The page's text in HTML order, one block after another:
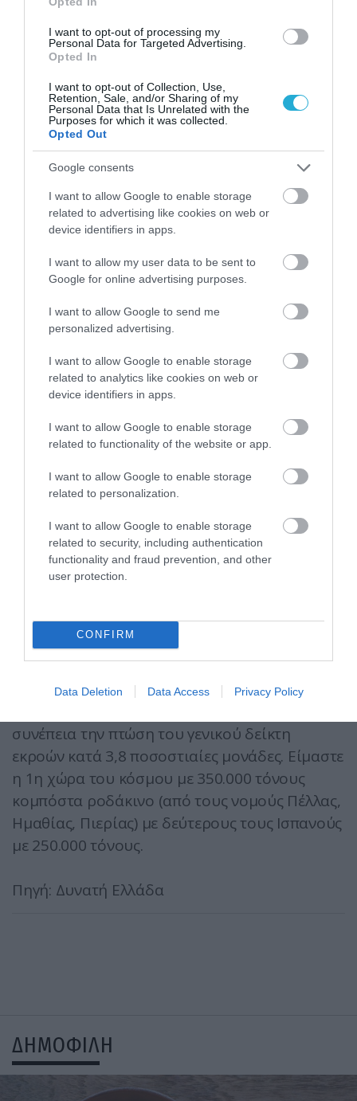
I want to opt-out of processing my
Personal Data for Targeted Advertising.
Opted In
I want to opt-out of Collection, Use,
Retention, Sale, and/or Sharing of my
Personal Data that Is Unrelated with the
Purposes for which it was collected.
Opted Out
Google consents
I want to allow Google to enable storage
related to advertising like cookies on web or
device identifiers in apps.
I want to allow my user data to be sent to
Google for online advertising purposes.
I want to allow Google to send me
personalized advertising.
I want to allow Google to enable storage
related to analytics like cookies on web or
device identifiers in apps.
I want to allow Google to enable storage
related to functionality of the website or app.
I want to allow Google to enable storage
related to personalization.
I want to allow Google to enable storage
related to security, including authentication
functionality and fraud prevention, and other
user protection.
CONFIRM
Data Deletion Data Access Privacy Policy
στην Ελλάδα, όπως εκτιμάται από τη Eurostat,
μειώθηκε κατά 22,6 ποσοστιαίες μονάδες, ενώ
στο ίδιο διάστημα, συγκριτικά, το αγροτικό
εισόδημα στην ΕΕ-27 αυξήθηκε κατά 19% και
στις χώρες της ευρωζώνης κατά 5% περίπου.
Κρίσιμη παράμετρος της πτώσης του
αγροτικού εισοδήματος παραμένει η
σημαντική αύξηση του κόστους παραγωγής, με
στοιχεία της στατιστικής υπηρεσίας, να
καταγράφει νέα σημαντική αύξηση, της τάξεως
των 7,5 ποσοστιαίων μονάδων, προερχόμενη
κυρίως από τη σημαντική αύξηση στους
δείκτες της ενέργειας (17,1%), των ζωοτροφών
(11,9%) και των λιπασμάτων (10,7%).
Η εξαιρετικά μεγάλη αύξηση της δαπάνης για
ενέργεια, που αντιπροσωπεύει το 25% και
πλέον του συνολικού κόστους των εισροών
στον αγροτικό τομέα, συνδέεται και με τη
της ΔΕΗ κατά 6% το 2011, ενώ και νέα αύξηση,
κατά 9%, επιβλήθηκε το 2012.
καταγράφεται στο πρώτο 10μηνο του 2011
στις τιμές παραγωγού, ιδιαίτερα έντονη στα
κηπευτικά – με μεγάλη μείωση του δείκτη
εκροών τον Οκτώβριο του 2011 στη νωπή
συνέπεια την πτώση του γενικού δείκτη
εκροών κατά 3,8 ποσοστιαίες μονάδες. Είμαστε
η 1η χώρα του κόσμου με 350.000 τόνους
κομπόστα ροδάκινο (από τους νομούς Πέλλας,
Ημαθίας, Πιερίας) με δεύτερους τους Ισπανούς
με 250.000 τόνους.
Πηγή: Δυνατή Ελλάδα
ΔΗΜΟΦΙΛΗ